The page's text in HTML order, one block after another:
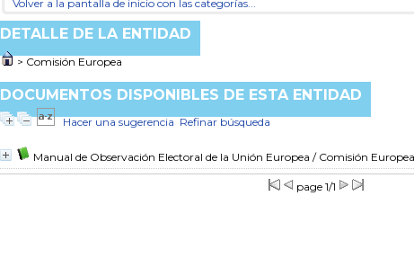
Volver a la pantalla de inicio con las categorías...
DETALLE DE LA ENTIDAD
> Comisión Europea
DOCUMENTOS DISPONIBLES DE ESTA ENTIDAD
Hacer una sugerencia Refinar búsqueda
Manual de Observación Electoral de la Unión Europea / Comisión Europea
page 1/1